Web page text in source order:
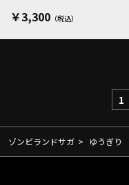
￥3,300
1
ゾンビランドサガ > ゆうぎり